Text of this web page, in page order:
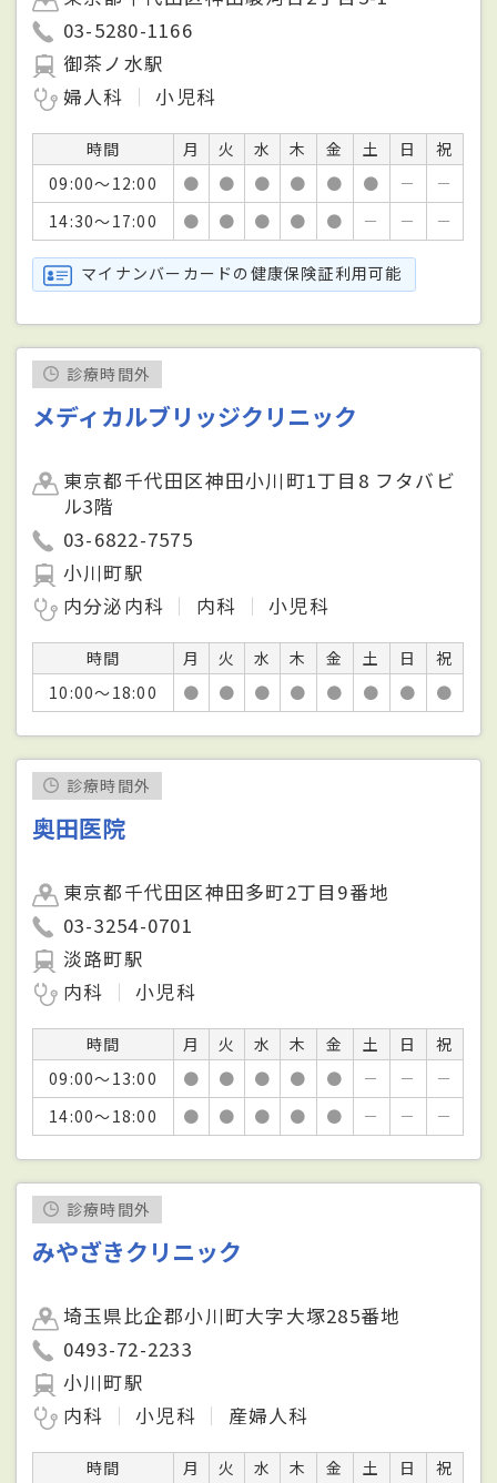
03-5280-1166
御茶ノ水駅
婦人科
小児科
時間 月 火 水 木 金 土 日
祝
09:00～12:00
● ● ● ● ● ● －
－
14:30～17:00
● ● ● ● ● － － －
マイナンバーカードの健康保険証利用可能
診療時間外
メディカルブリッジクリニック
東京都千代田区神田小川町1丁目8 フタバビ
ル3階
03-6822-7575
小川町駅
内分泌内科
内科 小児科
時間 月 火 水 木 金 土 日
祝
10:00～18:00
● ● ● ● ● ● ● ●
診療時間外
奥田医院
東京都千代田区神田多町2丁目9番地
03-3254-0701
淡路町駅
内科
小児科
時間 月 火 水 木 金 土 日
祝
09:00～13:00
● ● ● ● ● － －
－
14:00～18:00
● ● ● ● ● － － －
診療時間外
みやざきクリニック
埼玉県比企郡小川町大字大塚285番地
0493-72-2233
小川町駅
内科
小児科 産婦人科
時間 月 火 水 木 金 土 日 祝